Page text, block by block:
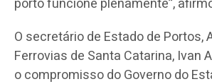
O secretário de Estado de Portos,
Ferrovias de Santa Catarina, Ivan
o compromisso do Governo do